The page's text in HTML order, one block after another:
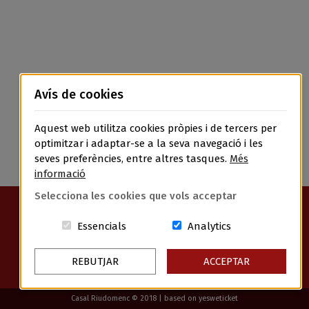
RIUDOMS GESTIÓ EPE - NIF: Q4300183C
Avís Legal Política de Privacitat
Política de Cookies
Condicions Generals de Contractació
Casal Riudomenc © 2018 | based on yesweticket
Avís de cookies
Aquest web utilitza cookies pròpies i de tercers per
optimitzar i adaptar-se a la seva navegació i les
seves preferències, entre altres tasques. Més
informació
Selecciona les cookies que vols acceptar
Essencials Aquestes cookies són essencials
AnalyticsCookies related
REBUTJAR ACCEPTAR